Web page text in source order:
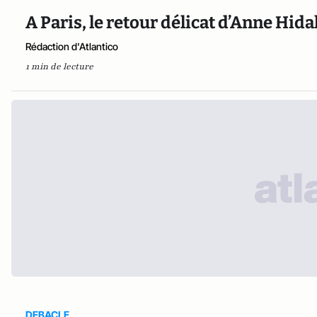
A Paris, le retour délicat d’Anne
Rédaction d'Atlantico
1 min de lecture